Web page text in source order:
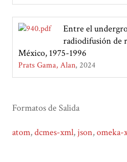
Entre el
radiodifusión de
México, 1975-1996
Prats Gama, Alan 2024
Formatos de Salida
atom,dcmes-xml, json,omeka-